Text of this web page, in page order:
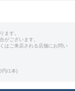
ます。
がございます。
はご来店される店舗にお問い
円/1本)